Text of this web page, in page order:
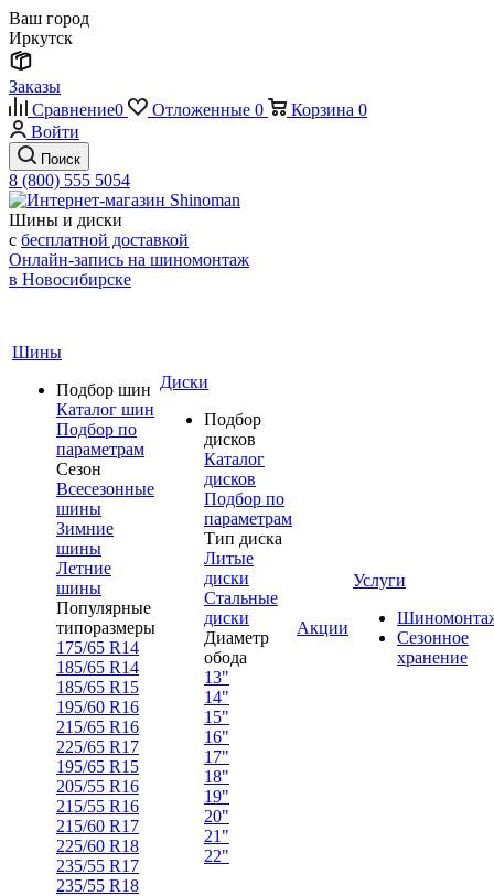
Ваш город
Иркутск
Заказы
Сравнение0 Отложенные 0 Корзина 0
Войти
Поиск
8 (800) 555 5054
Шины и диски
с бесплатной доставкой
Онлайн-запись на шиномонтаж
в Новосибирске
Шины
Подбор шин
Каталог шин
Подбор по
параметрам
Сезон
Всесезонные
шины
Зимние
шины
Летние
шины
Популярные
типоразмеры
175/65 R14
185/65 R14
185/65 R15
195/60 R16
215/65 R16
225/65 R17
195/65 R15
205/55 R16
215/55 R16
215/60 R17
225/60 R18
235/55 R17
235/55 R18
Диски
Подбор
дисков
Каталог
дисков
Подбор по
параметрам
Тип диска
Литые
диски
Стальные
диски
Диаметр
обода
13"
14"
15"
16"
17"
18"
19"
20"
21"
22"
Акции
Услуги
Сезонное
хранение